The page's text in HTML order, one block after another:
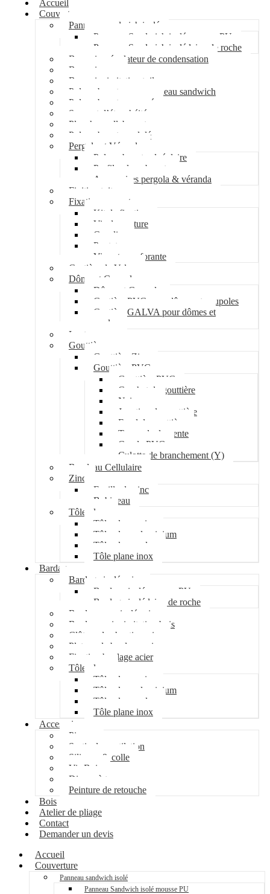
Accueil
Couverture
Panneau sandwich isolé
Panneau Sandwich isolé mousse PU
Panneau Sandwich isolé laine de roche
Bac acier régulateur de condensation
Bac acier sec
Bac acier imitation tuile
Polycarbonate pour panneau sandwich
Polycarbonate nervuré
Support d’étanchéité
Plancher collaborant
Polycarbonate ondulé
Pergola et Véranda
Polycarbonate alvéolaire
Profil polycarbonate
Accessoires pergola & véranda
Finition toiture
Fixation couverture
Kit de fixation
Vis de couture
Cavalier
Pontet
Vis auto-perforante
Costière de Velux
Dôme et Coupole
Dôme et Coupole
Costière PVC pour dômes et coupoles
Costière GALVA pour dômes et
coupoles
Lanterneau
Gouttière
Gouttière Zinc
Gouttière PVC
Gouttière PVC
Crochet de gouttière
Naissance
Jonction de gouttière
Fond de gouttière
Tuyau de descente
Coude PVC
Culotte de branchement (Y)
Bandeau Cellulaire
Zinc
Feuille de zinc
Bobineau
Tôle plane
Tôle plane acier
Tôle plane aluminium
Tôle plane galva
Tôle plane inox
Bardage
Bardage isolé acier
Bardage isolé mousse PU
Bardage isolé laine de roche
Bardage non isolé acier
Bardage acier imitation bois
Clôture de chantier acier
Plateau de bardage acier
Fixation bardage acier
Tôle plane
Tôle plane acier
Tôle plane aluminium
Tôle plane galva
Tôle plane inox
Accessoires
Pipeco
Sortie de ventilation
Silicone & colle
Vis Bois
Disque à tronçonner
Peinture de retouche
Bois
Atelier de pliage
Contact
Demander un devis
Accueil
Couverture
Panneau sandwich isolé
Panneau Sandwich isolé mousse PU